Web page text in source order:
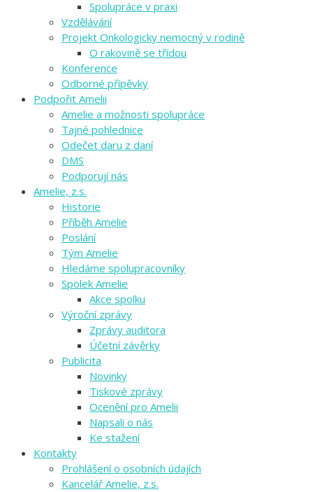
Spolupráce v praxi
Vzdělávání
Projekt Onkologicky nemocný v rodině
O rakovině se třídou
Konference
Odborné přípěvky
Podpořit Amelii
Amelie a možnosti spolupráce
Tajné pohlednice
Odečet daru z daní
DMS
Podporují nás
Amelie, z.s.
Historie
Příběh Amelie
Poslání
Tým Amelie
Hledáme spolupracovníky
Spolek Amelie
Akce spolku
Výroční zprávy
Zprávy auditora
Účetní závěrky
Publicita
Novinky
Tiskové zprávy
Ocenění pro Amelii
Napsali o nás
Ke stažení
Kontakty
Prohlášení o osobních údajích
Kancelář Amelie, z.s.